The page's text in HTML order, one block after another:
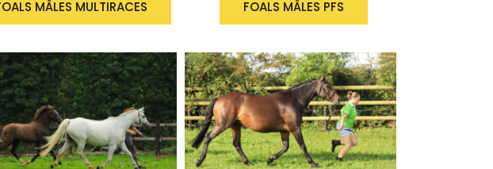
MÂLES MULTIRACES FOALS MÂLES PFS